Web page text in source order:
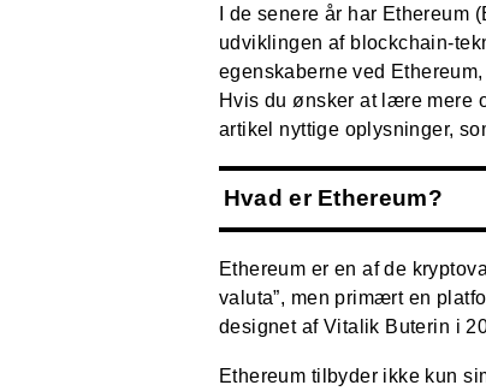
I de senere år har Ethereum
udviklingen af blockchain-
egenskaberne ved
Hvis du ønsker at lære mere
artikel nyttige oplysninger,
Hvad er Ethereum?
Ethereum er en af de
valuta”, men primært en
designet af Vitalik Buterin i
Ethereum tilbyder ikke kun